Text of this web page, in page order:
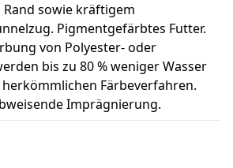
sowie kräftigem
Pigmentgefärbtes Futter.
von Polyester- oder
bis zu 80 % weniger Wasser
Färbeverfahren.
Imprägnierung.